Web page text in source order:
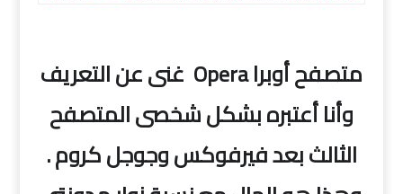
متصفح أوبراOpera غنى عن التعريف
وأنا أعتبره بشكل شخصى المتصفح
الثالث بعد فيرفوكس وجوجل كروم .